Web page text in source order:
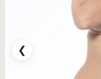
❮